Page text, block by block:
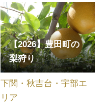
洞」。その未公開エリアへ
突入！整備されていない道
を進み、光無き洞窟の奥深
くへ。足元には険しい岩
場。響くのは呼吸 と水の
音だけ....。地上からは想像
な地底への冒…
【2026】豊田町の
梨狩り
下関・秋吉台・宇部エ
リア